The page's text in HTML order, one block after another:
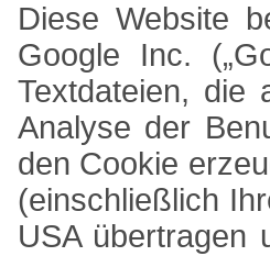
Diese Website
Google Inc.
Textdateien, die
Analyse der
den Cookie
(einschließlich
USA übertragen